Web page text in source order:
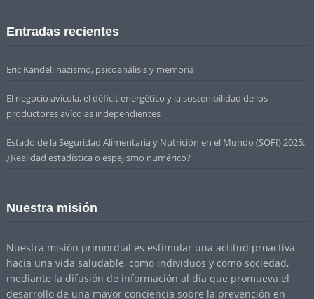
Entradas recientes
Eric Kandel: nazismo, psicoanálisis y memoria
El negocio avícola, el déficit energético y la sostenibilidad de los
productores avícolas independientes
Estado de la Seguridad Alimentaria y Nutrición en el Mundo (SOFI) 2025:
¿Realidad estadística o espejismo numérico?
Nuestra misión
Nuestra misión primordial es estimular una actitud proactiva
hacia una vida saludable, como individuos y como sociedad,
mediante la difusión de información al día que promueva el
desarrollo de una mayor conciencia sobre la prevención en